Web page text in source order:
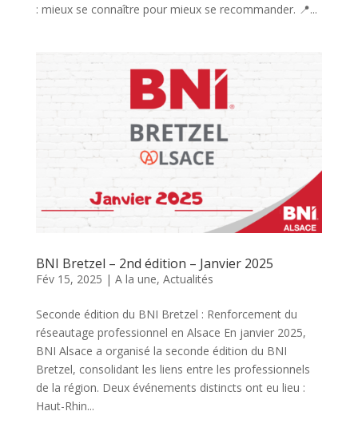
: mieux se connaître pour mieux se recommander. 📍...
BNI Bretzel – 2nd édition – Janvier 2025
Fév 15, 2025 | A la une, Actualités
Seconde édition du BNI Bretzel : Renforcement du
réseautage professionnel en Alsace En janvier 2025,
BNI Alsace a organisé la seconde édition du BNI
Bretzel, consolidant les liens entre les professionnels
de la région. Deux événements distincts ont eu lieu :
Haut-Rhin...